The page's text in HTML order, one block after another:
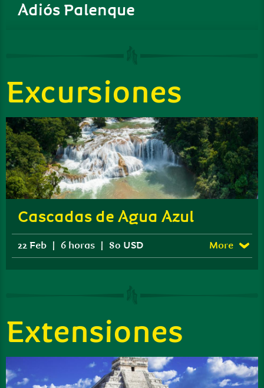
Adiós Palenque
Excursiones
Cascadas de Agua Azul
22 Feb | 6 horas | 80 USD More
Extensiones